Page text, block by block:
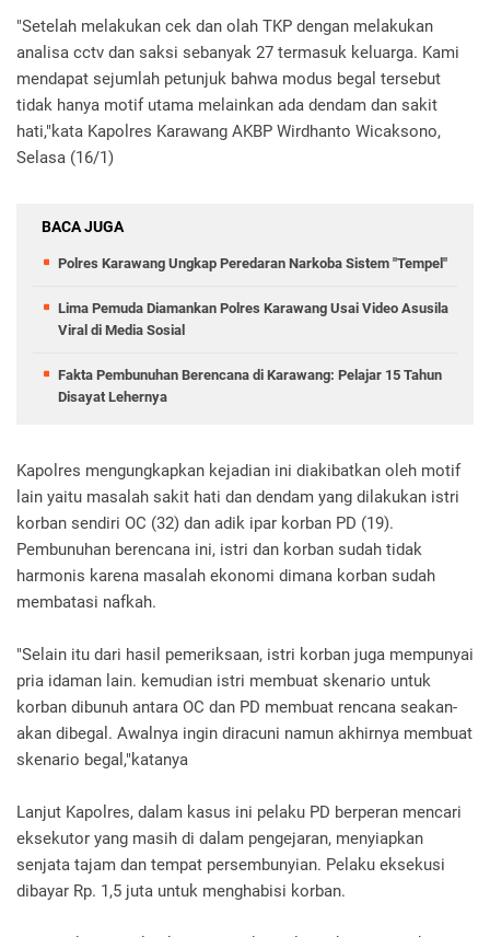
"Setelah melakukan cek dan olah TKP dengan melakukan
analisa cctv dan saksi sebanyak 27 termasuk keluarga. Kami
mendapat sejumlah petunjuk bahwa modus begal tersebut
tidak hanya motif utama melainkan ada dendam dan sakit
hati,"kata Kapolres Karawang AKBP Wirdhanto Wicaksono,
Selasa (16/1)
BACA JUGA
Polres Karawang Ungkap Peredaran Narkoba Sistem "Tempel"
Lima Pemuda Diamankan Polres Karawang Usai Video Asusila
Viral di Media Sosial
Fakta Pembunuhan Berencana di Karawang: Pelajar 15 Tahun
Disayat Lehernya
Kapolres mengungkapkan kejadian ini diakibatkan oleh motif
lain yaitu masalah sakit hati dan dendam yang dilakukan istri
korban sendiri OC (32) dan adik ipar korban PD (19).
Pembunuhan berencana ini, istri dan korban sudah tidak
harmonis karena masalah ekonomi dimana korban sudah
membatasi nafkah.
"Selain itu dari hasil pemeriksaan, istri korban juga mempunyai
pria idaman lain. kemudian istri membuat skenario untuk
korban dibunuh antara OC dan PD membuat rencana seakan-
akan dibegal. Awalnya ingin diracuni namun akhirnya membuat
skenario begal,"katanya
Lanjut Kapolres, dalam kasus ini pelaku PD berperan mencari
eksekutor yang masih di dalam pengejaran, menyiapkan
senjata tajam dan tempat persembunyian. Pelaku eksekusi
dibayar Rp. 1,5 juta untuk menghabisi korban.